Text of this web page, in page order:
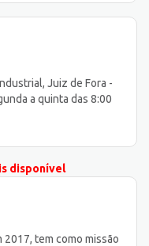
Juiz de Fora -
a quinta das 8:00
disponível
tem como missão